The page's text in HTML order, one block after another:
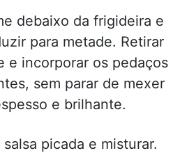
debaixo da frigideira e
para metade. Retirar
e incorporar os pedaços
sem parar de mexer
e brilhante.
picada e misturar.